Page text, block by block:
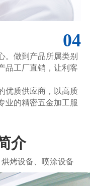
04
。做到产品所属类别
品工厂直销，让利客
优质供应商，以高质
业的精密五金加工服
介